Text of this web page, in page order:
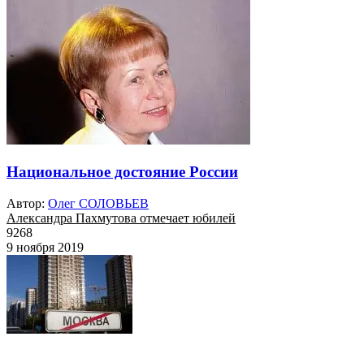
Национальное достояние России
Автор: Олег СОЛОВЬЕВ
Александра Пахмутова отмечает юбилей
9268
9 ноября 2019